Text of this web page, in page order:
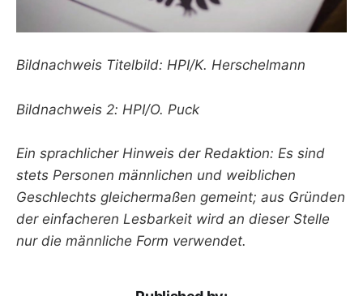
Bildnachweis Titelbild: HPI/K. Herschelmann
Bildnachweis 2: HPI/O. Puck
Ein sprachlicher Hinweis der Redaktion: Es sind
stets Personen männlichen und weiblichen
Geschlechts gleichermaßen gemeint; aus Gründen
der einfacheren Lesbarkeit wird an dieser Stelle
nur die männliche Form verwendet.